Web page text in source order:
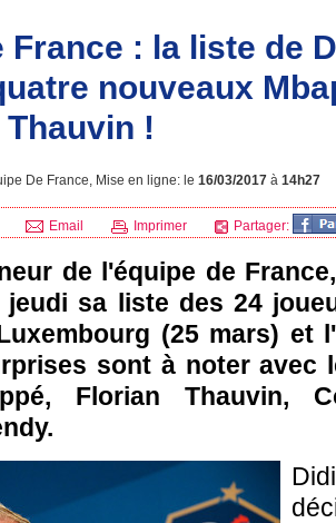
France : la liste de
nouveaux
!
De France, Mise en ligne: le 16/03/2017 à 14h27
Email Imprimer Partager:
de l'équipe de
sa liste des 24
(25 mars) et
sont à noter avec
Florian Thauvin,